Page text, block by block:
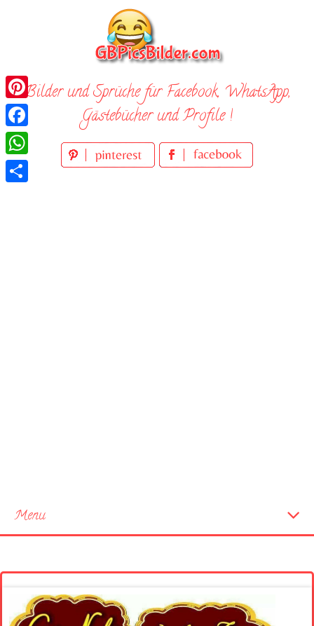
Bilder und Sprüche für Facebook, WhatsApp,
Gästebücher und Profile !
Menu
Pinterest
Facebook
WhatsApp